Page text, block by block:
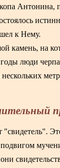
Антонина,
к Нему.
камень, на
люди